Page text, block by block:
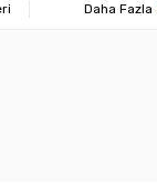
Daha Fazla